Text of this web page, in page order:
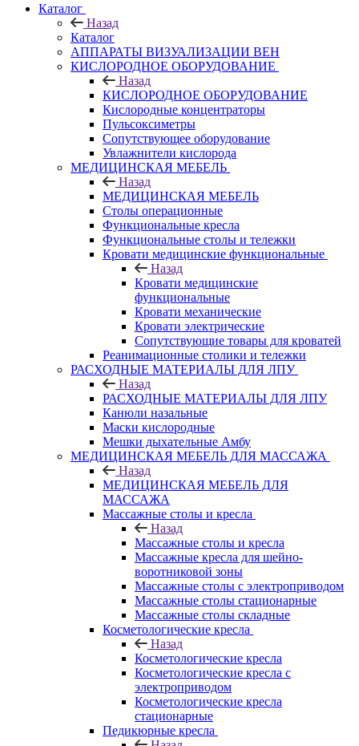
Каталог
Назад
Каталог
АППАРАТЫ ВИЗУАЛИЗАЦИИ ВЕН
КИСЛОРОДНОЕ ОБОРУДОВАНИЕ
Назад
КИСЛОРОДНОЕ ОБОРУДОВАНИЕ
Кислородные концентраторы
Пульсоксиметры
Сопутствующее оборудование
Увлажнители кислорода
МЕДИЦИНСКАЯ МЕБЕЛЬ
Назад
МЕДИЦИНСКАЯ МЕБЕЛЬ
Столы операционные
Функциональные кресла
Функциональные столы и тележки
Кровати медицинские функциональные
Назад
Кровати медицинские
функциональные
Кровати механические
Кровати электрические
Сопутствующие товары для кроватей
Реанимационные столики и тележки
РАСХОДНЫЕ МАТЕРИАЛЫ ДЛЯ ЛПУ
Назад
РАСХОДНЫЕ МАТЕРИАЛЫ ДЛЯ ЛПУ
Канюли назальные
Маски кислородные
Мешки дыхательные Амбу
МЕДИЦИНСКАЯ МЕБЕЛЬ ДЛЯ МАССАЖА
Назад
МЕДИЦИНСКАЯ МЕБЕЛЬ ДЛЯ
МАССАЖА
Массажные столы и кресла
Назад
Массажные столы и кресла
Массажные кресла для шейно-
воротниковой зоны
Массажные столы с электроприводом
Массажные столы стационарные
Массажные столы складные
Косметологические кресла
Назад
Косметологические кресла
Косметологические кресла с
электроприводом
Косметологические кресла
стационарные
Педикюрные кресла